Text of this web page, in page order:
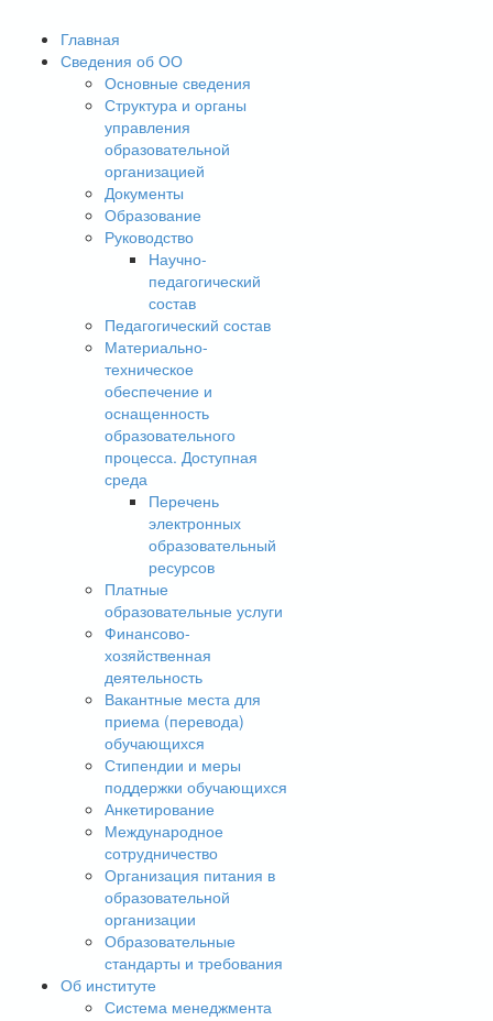
Главная
Сведения об ОО
Основные сведения
Структура и органы
управления
образовательной
организацией
Документы
Образование
Руководство
Научно-
педагогический
состав
Педагогический состав
Материально-
техническое
обеспечение и
оснащенность
образовательного
процесса. Доступная
среда
Перечень
электронных
образовательный
ресурсов
Платные
образовательные услуги
Финансово-
хозяйственная
деятельность
Вакантные места для
приема (перевода)
обучающихся
Стипендии и меры
поддержки обучающихся
Анкетирование
Международное
сотрудничество
Организация питания в
образовательной
организации
Образовательные
стандарты и требования
Об институте
Система менеджмента